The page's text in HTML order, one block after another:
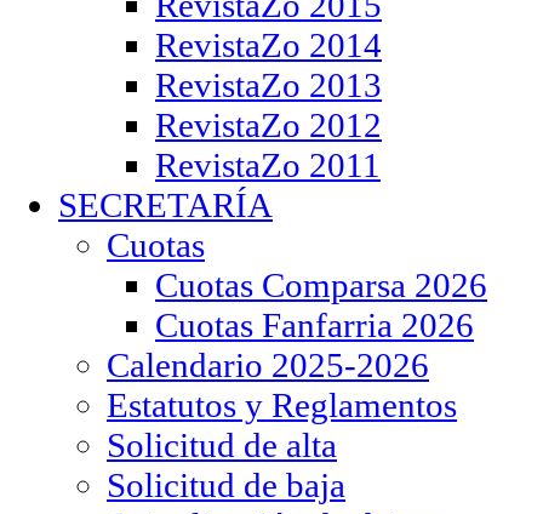
RevistaZo 2014
RevistaZo 2013
RevistaZo 2012
RevistaZo 2011
SECRETARÍA
Cuotas
Cuotas Comparsa 2026
Cuotas Fanfarria 2026
Calendario 2025-2026
Estatutos y Reglamentos
Solicitud de alta
Solicitud de baja